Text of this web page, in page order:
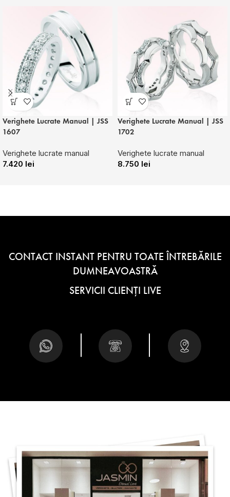
Verighete Lucrate Manual | JSS
1607
Verighete lucrate manual
7.420 lei
Verighete Lucrate Manual | JSS
1702
Verighete lucrate manual
8.750 lei
CONTACT INSTANT PENTRU TOATE ÎNTREBĂRILE
DUMNEAVOASTRĂ
SERVICII CLIENȚI LIVE